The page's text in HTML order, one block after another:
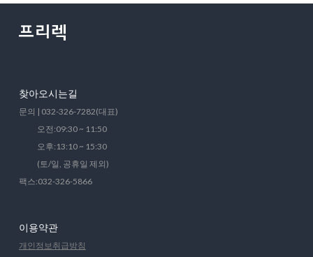
찾아오시는길
문의 | 032-326-7282(대표)
오전:09:30 ~ 11:50
오후:13:10 ~ 15:30
(토/일, 공휴일 제외)
팩스:032-326-5866
이용약관
개인정보취급방침